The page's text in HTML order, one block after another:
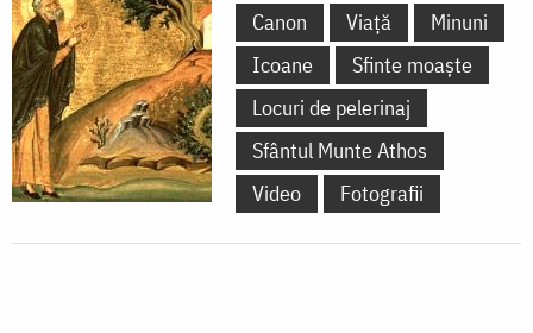
Canon Viață
Minuni
Icoane
Sfinte moaște
Locuri de pelerinaj
Sfântul Munte Athos
Video
Fotografii